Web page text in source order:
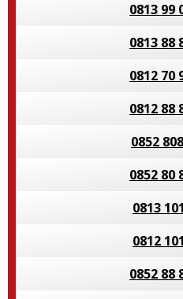
0813 99
0813 88
0812 70
0812 88
0852
0852 80
0813
0812
0852 88